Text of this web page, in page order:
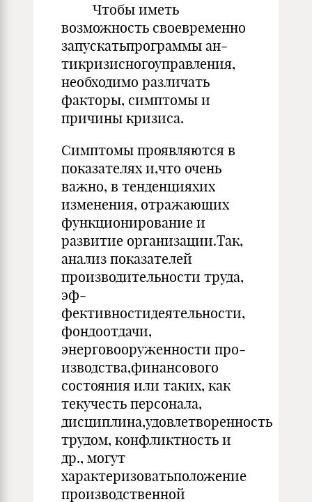
Чтобы иметь
возможность своевременно
запускатьпрограммы ан­
тикризисногоуправления,
необходимо различать
факторы, симптомы и
причины кризиса.
Симптомы проявляются в
показателях и,что очень
важно, в тен­денцияхих
изменения, отражающих
функционирование и
развитие организации.Так,
анализ показателей
производительности труда,
эф­
фективностидеятельности,
фондоотдачи,
энерговооруженности про­
изводства,финансового
состояния или таких, как
текучесть персонала,
дисциплина,удовлетворенность
трудом, конфликтность и
др., могут
характеризоватьположение
производственной